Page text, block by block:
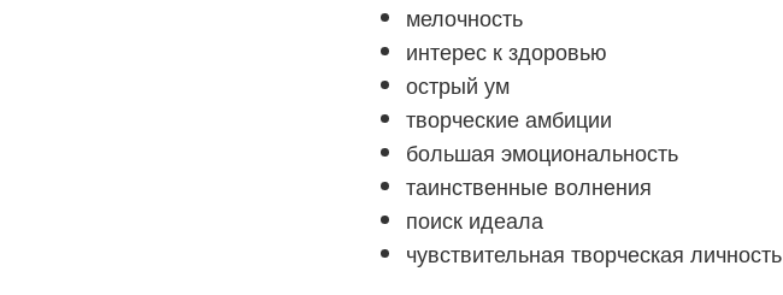
мелочность
интерес к здоровью
острый ум
творческие амбиции
большая эмоциональность
таинственные волнения
поиск идеала
чувствительная творческая личность